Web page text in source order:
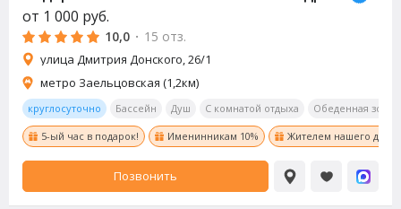
от 1 000 руб.
10,0 · 15 отз.
улица Дмитрия Донского, 26/1
метро Заельцовская (1,2км)
круглосуточно Бассейн Душ С комнатой отдыха Обеденная зона
5-ый час в подарок! Именинникам 10% Жителем нашего дома
Позвонить